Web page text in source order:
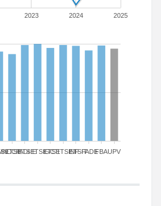
2023 2024 2025
ETSIADI
ETSIEETSIGCT
ETSIIETSINFETSITFADEFBAUPV